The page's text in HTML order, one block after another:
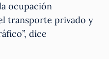
ocupación
transporte privado y
dice